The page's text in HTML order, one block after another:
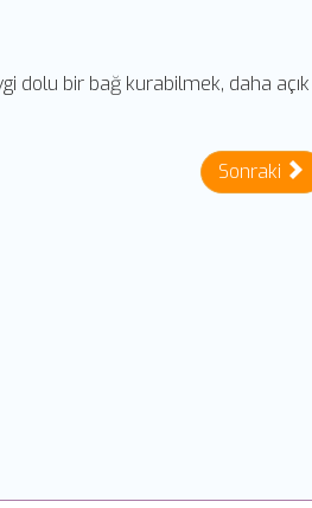
dolu bir bağ kurabilmek, daha açık
Sonraki